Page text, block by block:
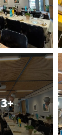
+3 עוד